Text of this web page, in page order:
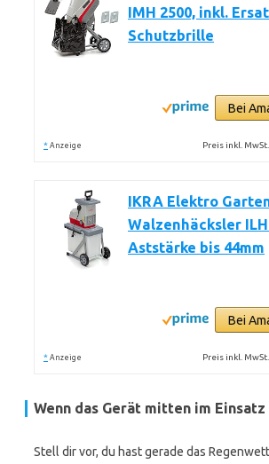
IMH 2500, inkl.
Schutzbrille
Bei
* Anzeige Preis inkl.
IKRA Elektro
Walzenhäcksler ILH
Aststärke bis 44mm
Bei
* Anzeige Preis inkl.
Wenn das Gerät mitten im
Stell dir vor, du hast gerade das